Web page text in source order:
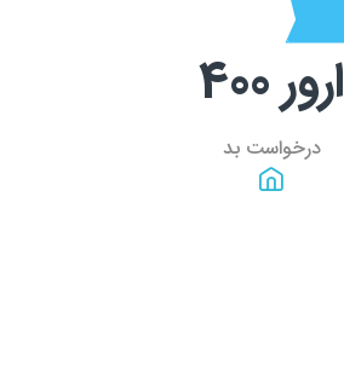
ارور400
درخواست بد